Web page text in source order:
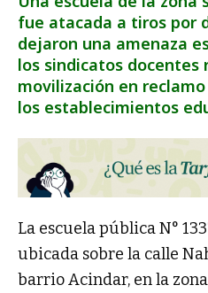
fue atacada a tiros por
dejaron una amenaza
los sindicatos docentes
movilización en
los establecimientos
La escuela pública N°
ubicada sobre la calle
barrio Acindar, en la